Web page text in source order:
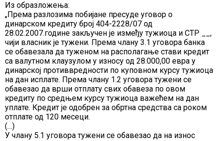
Из образложења:
„Према разлозима побијане пресуде уговор о
динарском кредиту број 404-2228/07 од
28.02.2007.године закључен је између тужиоца и СТР __,
чији власник је тужени. Према члану 3.1 уговора банка
се обавезала да туженом на располагање стави кредит
са валутном клаузулом у износу од 28.000,00 евра у
динарској противвредности по куповном курсу тужиоца
на дан исплате. Према члану 1.2 уговора тужени се
обавезао да врши отплату свих обавеза по овом
кредиту по средњем курсу тужиоца важећем на дан
уплате. Кредит је одобрен за обртна средства са роком
отплате од 120 месеци.
(…)
У члану 5.1 уговора тужени се обавезао да на износ